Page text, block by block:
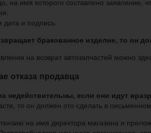
дата и подпись.
бракованное изделие, то он
на возврат автозапчастей можно
отказа продавца
недействительны, если они идут
то он должен это сделать в
на имя директора магазина и